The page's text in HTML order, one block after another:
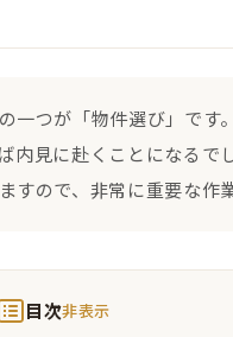
一つが「物件選び」です
内見に赴くことになるで
ので、非常に重要な作
目次非表示